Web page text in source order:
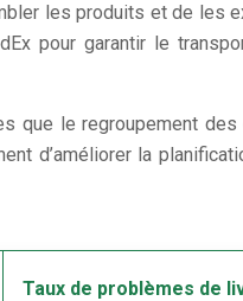
les produits et de les
pour garantir le
le regroupement des
d’améliorer la
Taux de problèmes de